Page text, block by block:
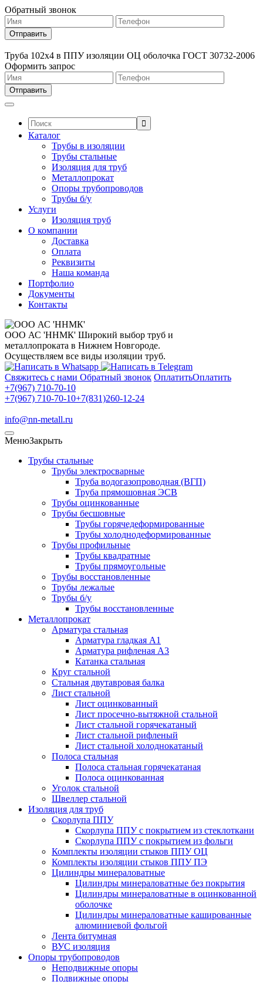
Обратный звонок
Труба 102х4 в ППУ изоляции ОЦ оболочка ГОСТ 30732-2006
Оформить запрос
Поиск:
Каталог
Трубы в изоляции
Трубы стальные
Изоляция для труб
Металлопрокат
Опоры трубопроводов
Трубы б/у
Услуги
Изоляция труб
О компании
Доставка
Оплата
Реквизиты
Наша команда
Портфолио
Документы
Контакты
ООО АС 'ННМК' Широкий выбор труб и
металлопроката в Нижнем Новгороде.
Осуществляем все виды изоляции труб.
Свяжитесь с нами Обратный звонок ОплатитьОплатить
+7(967) 710-70-10
+7(967) 710-70-10+7(831)260-12-24
info@nn-metall.ru
МенюЗакрыть
Трубы стальные
Трубы электросварные
Труба водогазопроводная (ВГП)
Труба прямошовная ЭСВ
Трубы оцинкованные
Трубы бесшовные
Трубы горячедеформированные
Трубы холоднодеформированные
Трубы профильные
Трубы квадратные
Трубы прямоугольные
Трубы восстановленные
Трубы лежалые
Трубы б/у
Трубы восстановленные
Металлопрокат
Арматура стальная
Арматура гладкая А1
Арматура рифленая А3
Катанка стальная
Круг стальной
Стальная двутавровая балка
Лист стальной
Лист оцинкованный
Лист просечно-вытяжной стальной
Лист стальной горячекатаный
Лист стальной рифленый
Лист стальной холоднокатаный
Полоса стальная
Полоса стальная горячекатаная
Полоса оцинкованная
Уголок стальной
Швеллер стальной
Изоляция для труб
Скорлупа ППУ
Скорлупа ППУ с покрытием из стеклоткани
Скорлупа ППУ с покрытием из фольги
Комплекты изоляции стыков ППУ ОЦ
Комплекты изоляции стыков ППУ ПЭ
Цилиндры минераловатные
Цилиндры минераловатные без покрытия
Цилиндры минераловатные в оцинкованной
оболочке
Цилиндры минераловатные кашированные
алюминиевой фольгой
Лента битумная
ВУС изоляция
Опоры трубопроводов
Неподвижные опоры
Подвижные опоры